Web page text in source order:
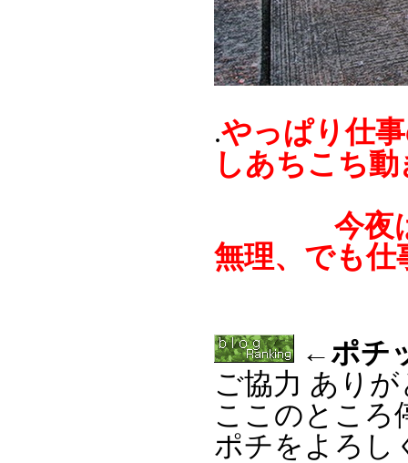
.やっぱり仕
しあちこち
今夜はア
無理、でも仕
←ポチ
ご協力 あり
ここのとこ
ポチをよろし